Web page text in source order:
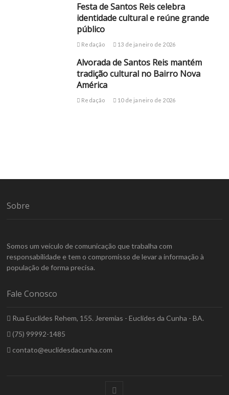
Festa de Santos Reis celebra
identidade cultural e reúne grande
público
Redação 13 de janeiro de 2026
Alvorada de Santos Reis mantém
tradição cultural no Bairro Nova
América
Redação 10 de janeiro de 2026
Sobre
Somos um veículo de comunicação que trabalha com
responsabilidade e tem o compromisso de levar a informação à
população de forma precisa.
Fale Conosco
Rua Euclides Rehem, 155. Jeremias - Euclides da Cunha - BA.
(75) 99992-1485
contato@euclidesdacunha.com